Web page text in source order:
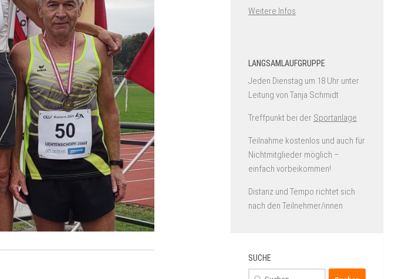
Weitere Infos
LANGSAMLAUFGRUPPE
Jeden Dienstag um 18 Uhr unter
Leitung von Tanja Schmidt
Treffpunkt bei der Sportanlage
Teilnahme kostenlos und auch für
Nichtmitglieder möglich –
einfach vorbeikommen!
Distanz und Tempo richtet sich
nach den Teilnehmer/innen
SUCHE
Suchen